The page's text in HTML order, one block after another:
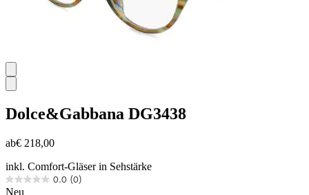
Dolce&Gabbana DG3438
ab€ 218,00
inkl. Comfort-Gläser in Sehstärke
0.0 (0)
0.0
Neu